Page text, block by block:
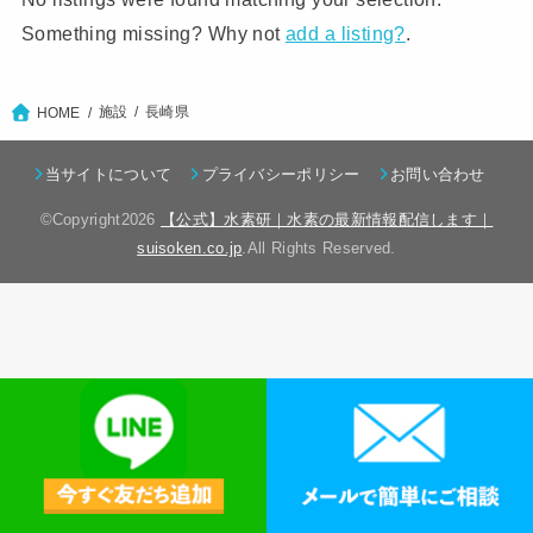
Something missing? Why notadd a listing?
HOME 施設 長崎県
当サイトについて プライバシーポリシー お問い合わせ
©Copyright2026
【公式】水素研｜水素の最新情報配信します｜
suisoken.co.jp .All Rights Reserved.